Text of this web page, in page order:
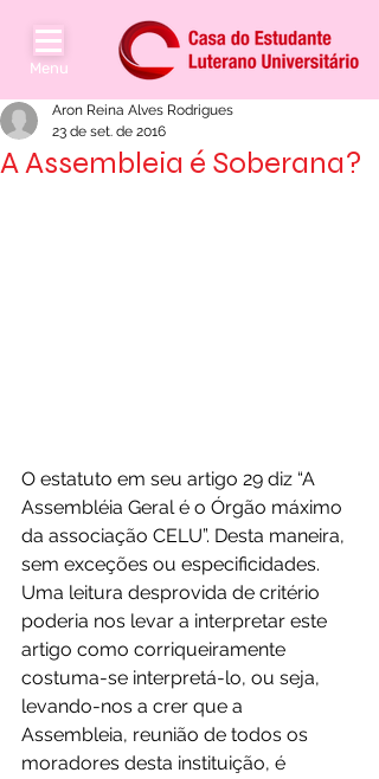
Menu
A Assembleia é Soberana?
Aron Reina Alves Rodrigues
23 de set. de 2016
O estatuto em seu artigo 29 diz “A
Assembléia Geral é o Órgão máximo
da associação CELU”. Desta maneira,
sem exceções ou especificidades.
Uma leitura desprovida de critério
poderia nos levar a interpretar este
artigo como corriqueiramente
costuma-se interpretá-lo, ou seja,
levando-nos a crer que a
Assembleia, reunião de todos os
moradores desta instituição, é